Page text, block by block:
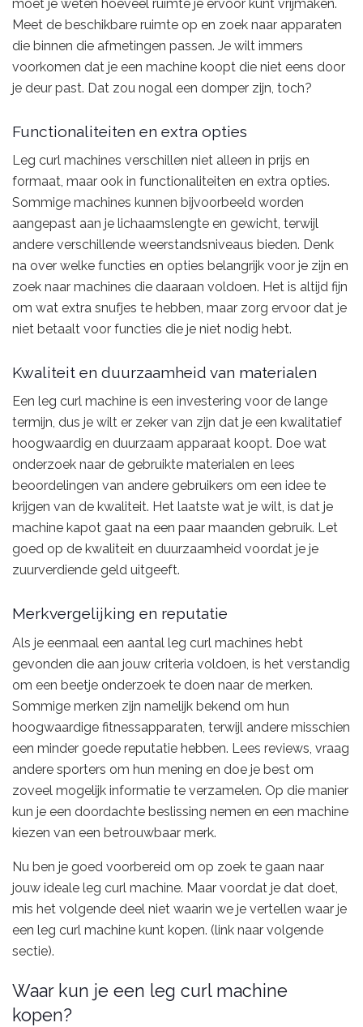
moet je weten hoeveel ruimte je ervoor kunt vrijmaken.
Meet de beschikbare ruimte op en zoek naar apparaten
die binnen die afmetingen passen. Je wilt immers
voorkomen dat je een machine koopt die niet eens door
je deur past. Dat zou nogal een domper zijn, toch?
Functionaliteiten en extra opties
Leg curl machines verschillen niet alleen in prijs en
formaat, maar ook in functionaliteiten en extra opties.
Sommige machines kunnen bijvoorbeeld worden
aangepast aan je lichaamslengte en gewicht, terwijl
andere verschillende weerstandsniveaus bieden. Denk
na over welke functies en opties belangrijk voor je zijn en
zoek naar machines die daaraan voldoen. Het is altijd fijn
om wat extra snufjes te hebben, maar zorg ervoor dat je
niet betaalt voor functies die je niet nodig hebt.
Kwaliteit en duurzaamheid van materialen
Een leg curl machine is een investering voor de lange
termijn, dus je wilt er zeker van zijn dat je een kwalitatief
hoogwaardig en duurzaam apparaat koopt. Doe wat
onderzoek naar de gebruikte materialen en lees
beoordelingen van andere gebruikers om een idee te
krijgen van de kwaliteit. Het laatste wat je wilt, is dat je
machine kapot gaat na een paar maanden gebruik. Let
goed op de kwaliteit en duurzaamheid voordat je je
zuurverdiende geld uitgeeft.
Merkvergelijking en reputatie
Als je eenmaal een aantal leg curl machines hebt
gevonden die aan jouw criteria voldoen, is het verstandig
om een beetje onderzoek te doen naar de merken.
Sommige merken zijn namelijk bekend om hun
hoogwaardige fitnessapparaten, terwijl andere misschien
een minder goede reputatie hebben. Lees reviews, vraag
andere sporters om hun mening en doe je best om
zoveel mogelijk informatie te verzamelen. Op die manier
kun je een doordachte beslissing nemen en een machine
kiezen van een betrouwbaar merk.
Nu ben je goed voorbereid om op zoek te gaan naar
jouw ideale leg curl machine. Maar voordat je dat doet,
mis het volgende deel niet waarin we je vertellen waar je
een leg curl machine kunt kopen. (link naar volgende
sectie).
Waar kun je een leg curl machine
kopen?